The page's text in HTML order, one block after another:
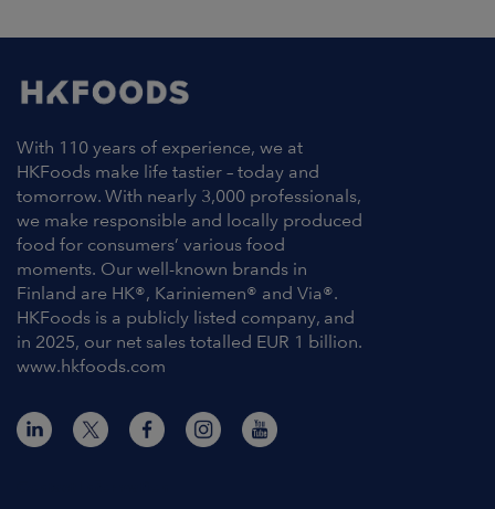
With 110 years of experience, we at
HKFoods make life tastier – today and
tomorrow. With nearly 3,000 professionals,
we make responsible and locally produced
food for consumers’ various food
moments. Our well-known brands in
Finland are HK®, Kariniemen® and Via®.
HKFoods is a publicly listed company, and
in 2025, our net sales totalled EUR 1 billion.
www.hkfoods.com